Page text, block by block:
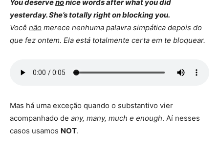
You deservenonice words after what you did
yesterday. She’s totally right on blocking you.
Você não merece nenhuma palavra simpática depois do
que fez ontem. Ela está totalmente certa em te bloquear.
Mas há uma exceção quando o substantivo vier
acompanhado de any, many, much e enough. Aí nesses
casos usamos NOT.